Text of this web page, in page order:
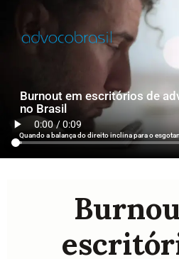
Burnout em escritórios de
no Brasil
Quando a balança do direito inclina para o